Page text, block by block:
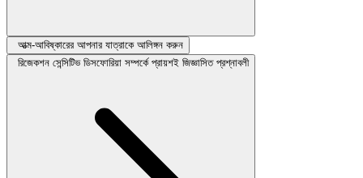
আত্ম-আবিষ্কারের আপনার যাত্রাকে আলিঙ্গন করুন
রিজেকশন সেন্সিটিভ ডিসফোরিয়া সম্পর্কে প্রায়শই জিজ্ঞাসিত প্রশ্নাবলী